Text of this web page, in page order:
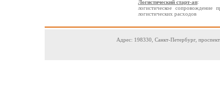
Логистический старт-ап:
логистическое
логистических расходов
Адрес: 198330, Санкт-Петербург,